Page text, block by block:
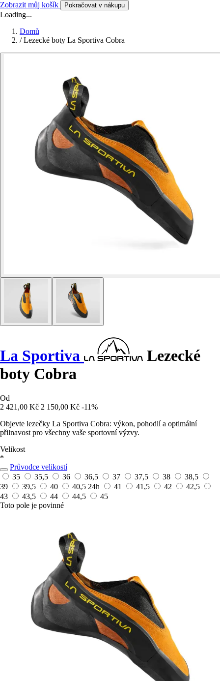
Zobrazit můj košík Pokračovat v nákupu
Loading...
Domů
/ Lezecké boty La Sportiva Cobra
La Sportiva
Lezecké
boty Cobra
Od
2 421,00 Kč 2 150,00 Kč -11%
Objevte lezečky La Sportiva Cobra: výkon, pohodlí a optimální
přilnavost pro všechny vaše sportovní výzvy.
Velikost
*
Průvodce velikostí
35
35,5 36 36,5 37 37,5 38
38,5
39
39,5 40 40,5 24h 41 41,5 42
42,5
43
43,5 44 44,5
45
Toto pole je povinné